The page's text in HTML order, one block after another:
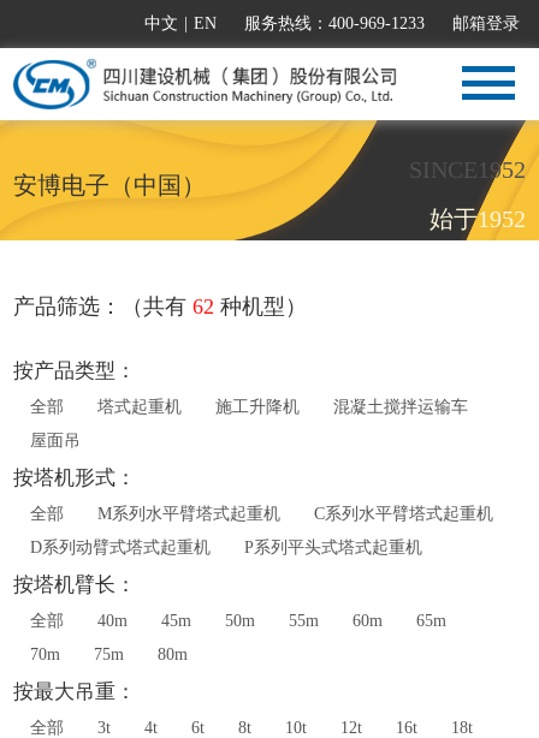
中文 EN 服务热线：400-969-1233 邮箱登录
安博电子（中国）
SINCE1952
始于1952
产品筛选：（共有62 种机型）
按产品类型：
全部 塔式起重机 施工升降机
混凝土搅拌运输车
屋面吊
按塔机形式：
全部 M系列水平臂塔式起重机
C系列水平臂塔式起重机
D系列动臂式塔式起重机
P系列平头式塔式起重机
按塔机臂长：
全部 40m 45m 50m 55m 60m
65m
70m
75m 80m
按最大吊重：
全部 3t 4t 6t 8t 10t 12t 16t
18t